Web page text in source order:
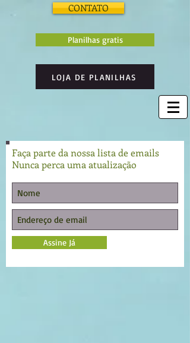
CONTATO
Planilhas gratis
LOJA DE PLANILHAS
Faça parte da nossa lista de emails
Nunca perca uma atualização
Assine Já